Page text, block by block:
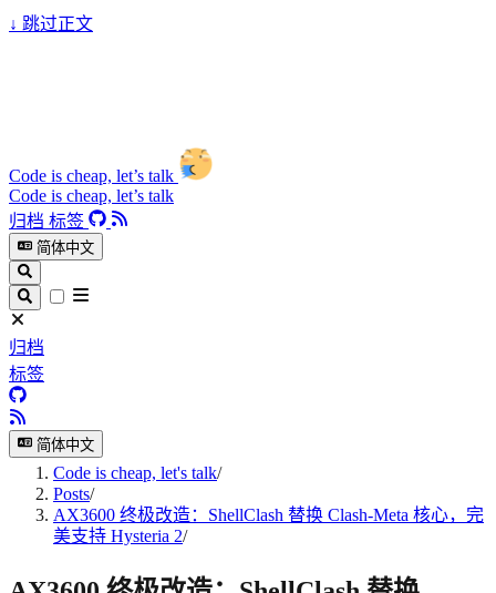
↓ 跳过正文
Code is cheap, let’s talk
Code is cheap, let’s talk
归档 标签
简体中文
归档
标签
简体中文
Code is cheap, let's talk/
Posts/
AX3600 终极改造：ShellClash 替换 Clash-Meta 核心，完
美支持 Hysteria 2/